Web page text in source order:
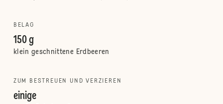
BELAG
150 g
klein geschnittene Erdbeeren
ZUM BESTREUEN UND VERZIEREN
einige